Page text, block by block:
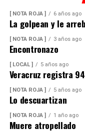
Además de
nueva
mayor resistencia,
operación del
derivadas de fallas en
Con esta
fortalecer la
comunidades
para cientos de
un servicio irregular.
[ NOTA ROJA ] 6 años ago
La golpean y le
[ NOTA ROJA ] 3 años ago
Encontronazo
[ LOCAL ] 5 años ago
Veracruz registra
[ NOTA ROJA ] 5 años ago
Lo descuartizan
[ NOTA ROJA ] 1 año ago
Muere atropellado